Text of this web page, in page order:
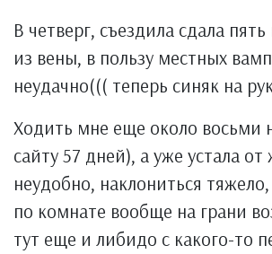
В четверг, съездила сдала
из вены, в пользу местных
неудачно((( теперь синяк на
Ходить мне еще около восьми
сайту 57 дней), а уже устала от
неудобно, наклониться
по комнате вообще на грани
тут еще и либидо с какого-то